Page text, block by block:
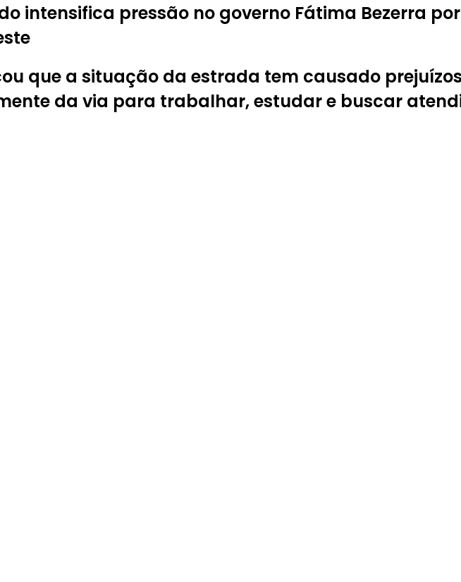
intensifica pressão no governo Fátima Bezerra
que a situação da estrada tem causado
da via para trabalhar, estudar e buscar